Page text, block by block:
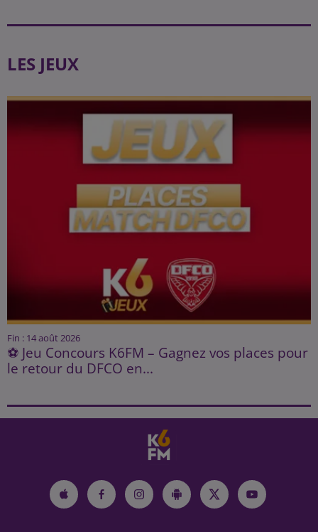
LES JEUX
Fin : 14 août 2026
⚽ Jeu Concours K6FM – Gagnez vos places pour
le retour du DFCO en...